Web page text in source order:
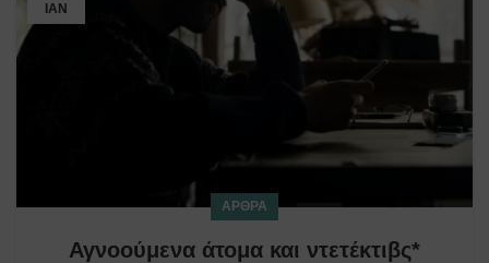
ΙΑΝ
ΆΡΘΡΑ
Αγνοούμενα άτομα και ντετέκτιβς*